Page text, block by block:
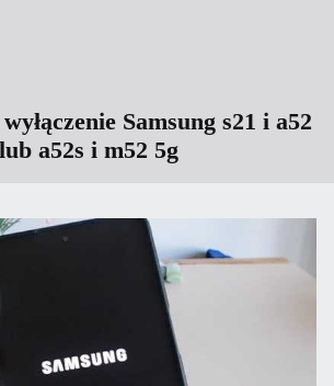
Samsung s21 i a52
lub a52s i m52 5g